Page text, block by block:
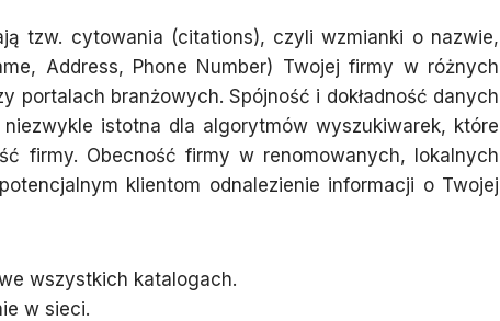
tzw. cytowania (citations), czyli wzmianki o nazwie,
Address, Phone Number) Twojej firmy w różnych
portalach branżowych. Spójność i dokładność danych
istotna dla algorytmów wyszukiwarek, które
firmy. Obecność firmy w renomowanych, lokalnych
klientom odnalezienie informacji o Twojej
wszystkich katalogach.
w sieci.